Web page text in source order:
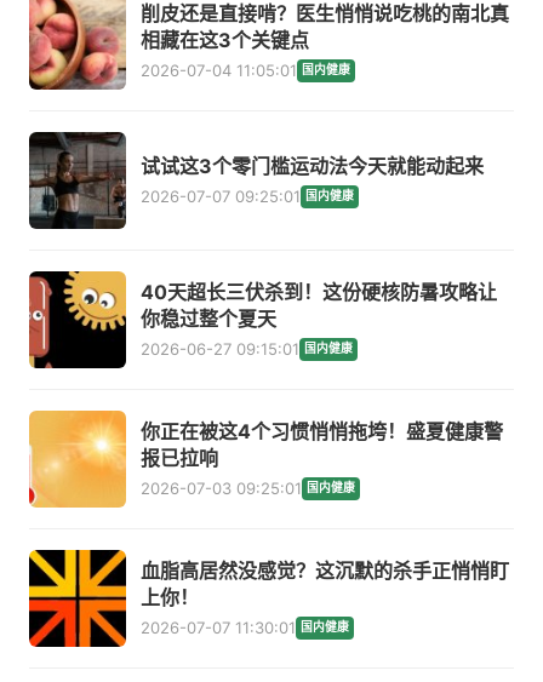
削皮还是直接啃？医生悄悄说吃桃的南北真
相藏在这3个关键点
2026-07-04 11:05:01 国内健康
试试这3个零门槛运动法今天就能动起来
2026-07-07 09:25:01 国内健康
40天超长三伏杀到！这份硬核防暑攻略让
你稳过整个夏天
2026-06-27 09:15:01 国内健康
你正在被这4个习惯悄悄拖垮！盛夏健康警
报已拉响
2026-07-03 09:25:01 国内健康
血脂高居然没感觉？这沉默的杀手正悄悄盯
上你！
2026-07-07 11:30:01 国内健康